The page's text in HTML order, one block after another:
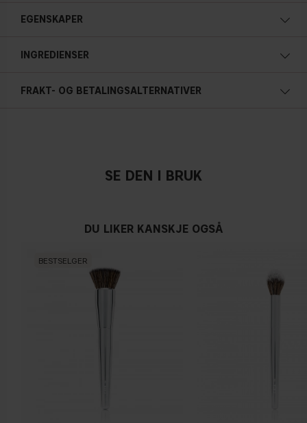
EGENSKAPER
INGREDIENSER
FRAKT- OG BETALINGSALTERNATIVER
SE DEN I BRUK
DU LIKER KANSKJE OGSÅ
BESTSELGER